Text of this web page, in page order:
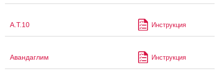
А.Т.10 Инструкция
Авандаглим Инструкция